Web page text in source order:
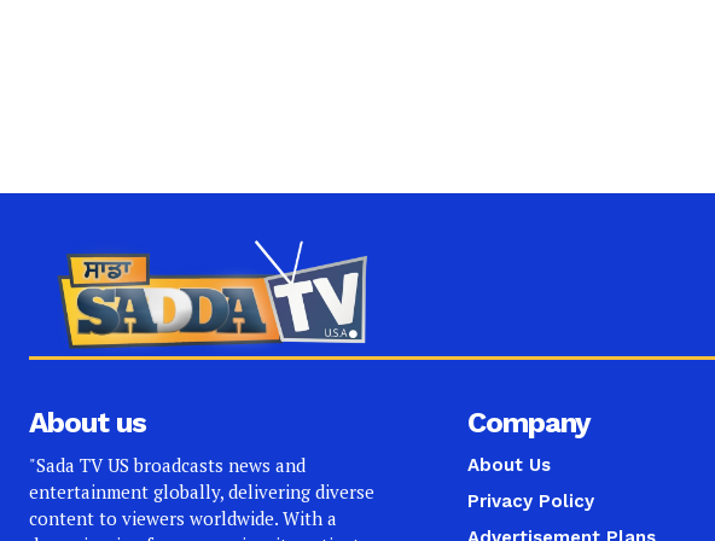
About us
"Sada TV US broadcasts news and
entertainment globally, delivering diverse
content to viewers worldwide. With a
Company
About Us
Privacy Policy